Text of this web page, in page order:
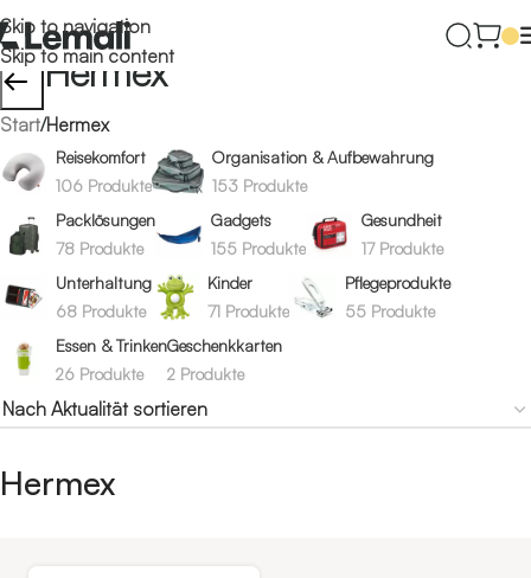
Skip to navigation
Skip to main content
← Hermex
Start/Hermex
Reisekomfort
106 Produkte
Organisation & Aufbewahrung
153 Produkte
Packlösungen
78 Produkte
Gadgets
155 Produkte
Gesundheit
17 Produkte
Unterhaltung
68 Produkte
Kinder
71 Produkte
Pflegeprodukte
55 Produkte
Essen & Trinken
26 Produkte
Geschenkkarten
2 Produkte
Hermex